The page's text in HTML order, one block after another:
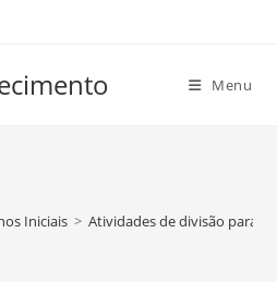
Menu
Iniciais > Atividades de divisão para o